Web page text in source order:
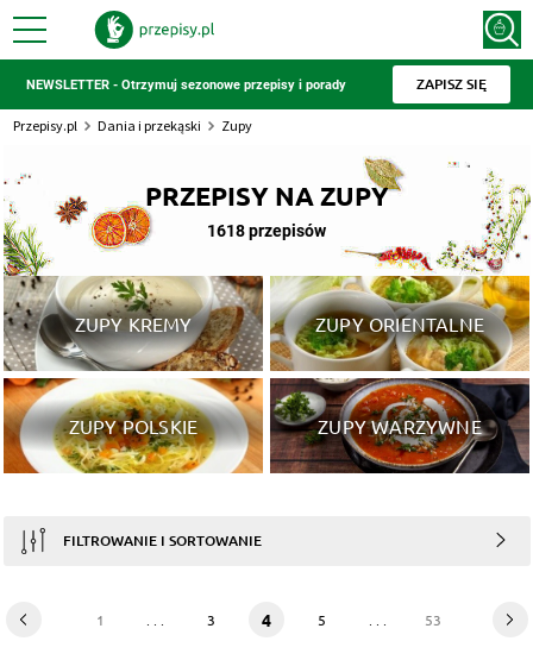
NEWSLETTER - Otrzymuj sezonowe przepisy i porady ZAPISZ SIĘ
Przepisy.pl Dania i przekąski Zupy
PRZEPISY NA ZUPY
1618 przepisów
ZUPY KREMY ZUPY ORIENTALNE
ZUPY POLSKIE ZUPY WARZYWNE
FILTROWANIE I SORTOWANIE
1 3 4 5 53